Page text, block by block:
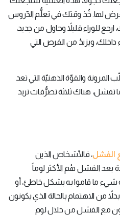
لها. خُذ وقتك في تعلُّم الدّروس
للوراء قليلاً وحاول من جديد،
ويزيدُ من الفرص التي
والقوّة الذهنيّة التي تعد
تفشل، هناك ثلاثة تصرُّفات تريد
الفشل، فالأشخاص الذين
بعد الفشل هُم الأكثر لوماً
ما قاموا به بشكل خاطئ، أو
من الاهتمام بالحالة الذي يكونون
مع الفشل من خلال لوم